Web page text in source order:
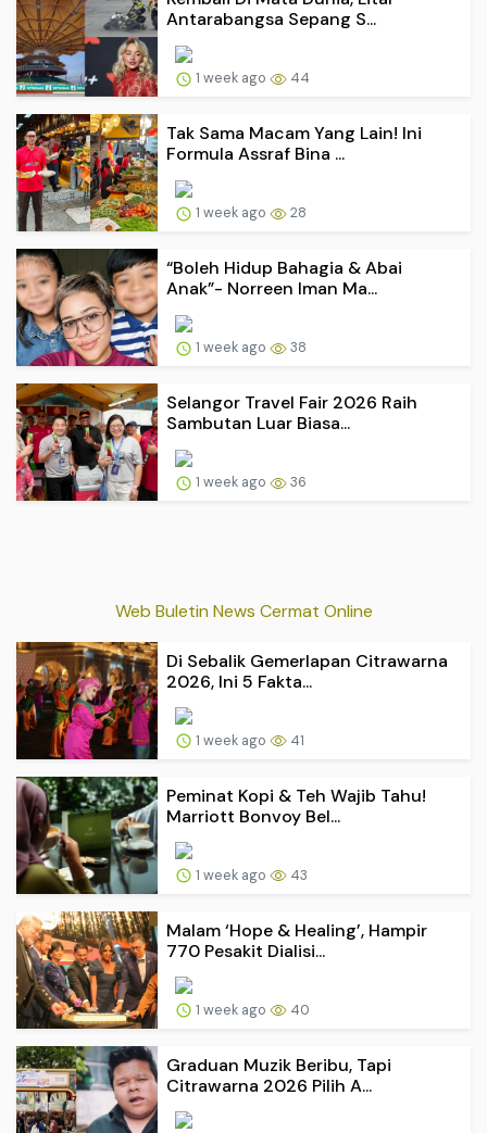
Antarabangsa Sepang S...
1 week ago 44
Tak Sama Macam Yang Lain! Ini
Formula Assraf Bina ...
1 week ago 28
“Boleh Hidup Bahagia & Abai
Anak”- Norreen Iman Ma...
1 week ago 38
Selangor Travel Fair 2026 Raih
Sambutan Luar Biasa...
1 week ago 36
Web Buletin News Cermat Online
Di Sebalik Gemerlapan Citrawarna
2026, Ini 5 Fakta...
1 week ago 41
Peminat Kopi & Teh Wajib Tahu!
Marriott Bonvoy Bel...
1 week ago 43
Malam ‘Hope & Healing’, Hampir
770 Pesakit Dialisi...
1 week ago 40
Graduan Muzik Beribu, Tapi
Citrawarna 2026 Pilih A...